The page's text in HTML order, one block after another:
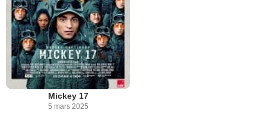
Mickey 17
5 mars 2025